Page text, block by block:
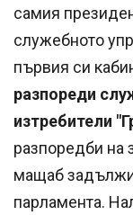
самия
служебното
първия си
разпореди
изтребители
разпоредби на
мащаб
парламента.